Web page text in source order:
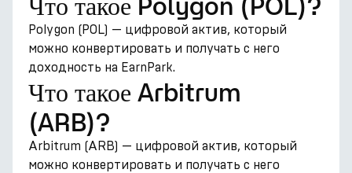
Polygon (POL) — цифровой актив, который
можно конвертировать и получать с него
доходность на EarnPark.
Что такое Arbitrum
(ARB)?
Arbitrum (ARB) — цифровой актив, который
можно конвертировать и получать с него